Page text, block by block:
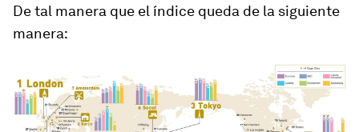
De tal manera que el índice queda de la siguiente
manera: